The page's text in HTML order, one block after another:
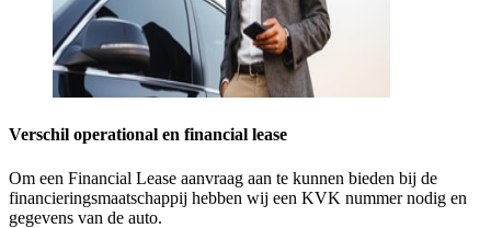
Verschil operational en financial lease
Om een Financial Lease aanvraag aan te kunnen bieden bij de
financieringsmaatschappij hebben wij een KVK nummer nodig en
gegevens van de auto.